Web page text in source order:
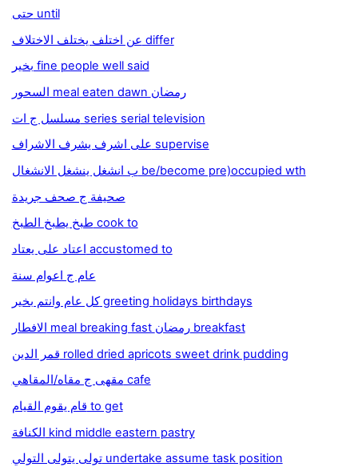
حتى until
عن اختلف يختلف الاختلاف differ
بخير fine people well said
السحور meal eaten dawn رمضان
مسلسل ج ات series serial television
على اشرف يشرف الاشراف supervise
ب انشغل ينشغل الانشغال be/become pre)occupied wth
صحيفة ج صحف جريدة
طبخ يطبخ الطبخ cook to
اعتاد على يعتاد accustomed to
عام ج اعوام سنة
كل عام وانتم بخير greeting holidays birthdays
الافطار meal breaking fast رمضان breakfast
قمر الدين rolled dried apricots sweet drink pudding
مقهى ج مقاه/المقاهي cafe
قام يقوم القيام to get
الكنافة kind middle eastern pastry
تولى يتولى التولي undertake assume task position